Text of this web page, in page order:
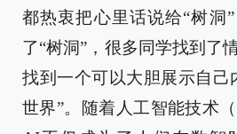
都热衷把心里话说给“树洞
了“树洞”，很多同学找到了
找到一个可以大胆展示自己
世界”。随着人工智能技术